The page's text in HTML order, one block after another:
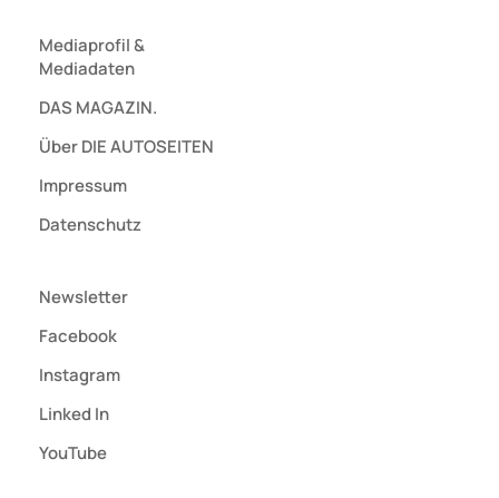
Mediaprofil&
Mediadaten
DAS MAGAZIN.
Über DIE AUTOSEITEN
Impressum
Datenschutz
Newsletter
Facebook
Instagram
Linked In
YouTube